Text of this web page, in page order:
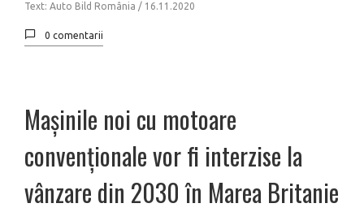
Text: Auto Bild România / 16.11.2020
0 comentarii
Mașinile noi cu motoare
convenționale vor fi interzise la
vânzare din 2030 în Marea Britanie